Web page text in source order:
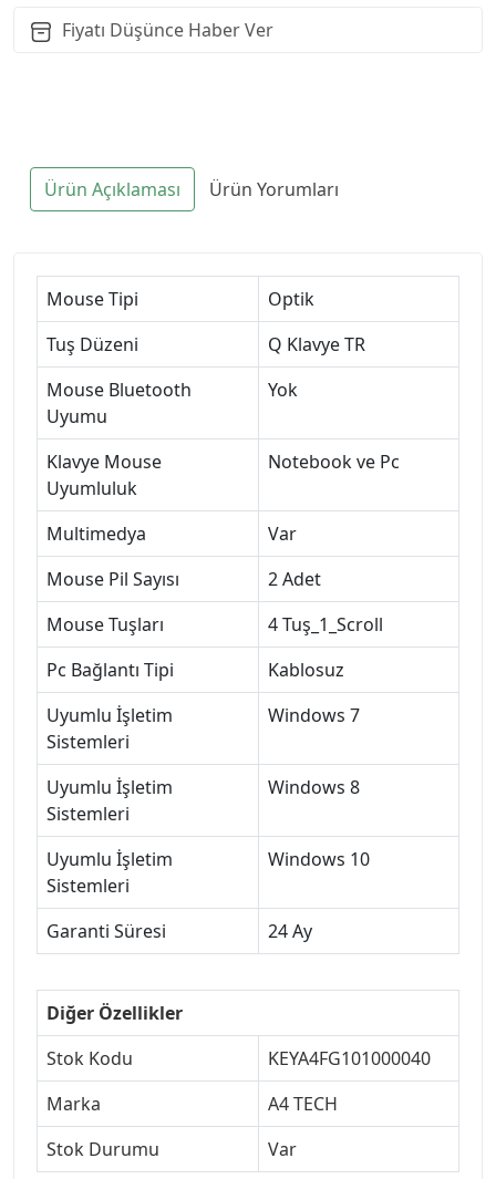
Fiyatı Düşünce Haber Ver
Ürün Açıklaması Ürün Yorumları
Mouse Tipi
Optik
Tuş Düzeni
Q Klavye TR
Mouse Bluetooth
Uyumu
Yok
Klavye Mouse
Uyumluluk
Notebook ve Pc
Multimedya
Var
Mouse Pil Sayısı
2 Adet
Mouse Tuşları
4 Tuş_1_Scroll
Pc Bağlantı Tipi
Kablosuz
Uyumlu İşletim
Sistemleri
Windows 7
Uyumlu İşletim
Sistemleri
Windows 8
Uyumlu İşletim
Sistemleri
Windows 10
Garanti Süresi 24 Ay
Diğer Özellikler
Stok Kodu
KEYA4FG101000040
Marka
A4 TECH
Stok Durumu
Var